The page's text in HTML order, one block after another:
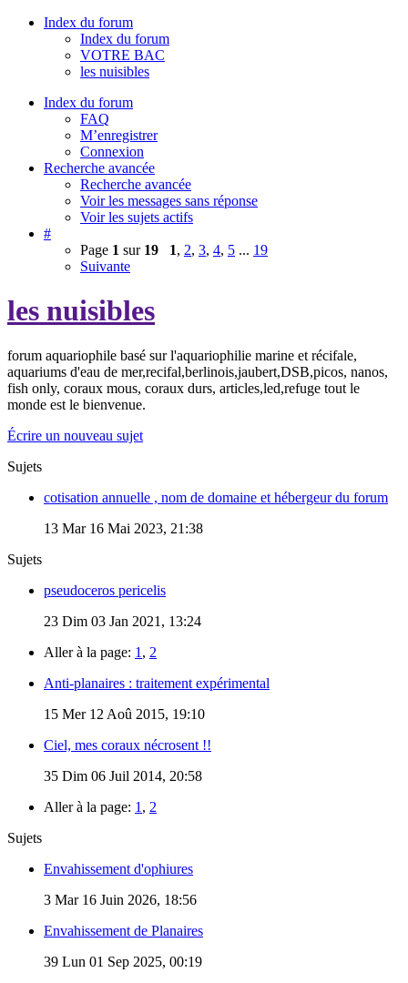
Index du forum
Index du forum
VOTRE BAC
les nuisibles
Index du forum
FAQ
M’enregistrer
Connexion
Recherche avancée
Recherche avancée
Voir les messages sans réponse
Voir les sujets actifs
#
Page 1 sur 19 1, 2, 3, 4, 5 ... 19
Suivante
les nuisibles
forum aquariophile basé sur l'aquariophilie marine et récifale,
aquariums d'eau de mer,recifal,berlinois,jaubert,DSB,picos, nanos,
fish only, coraux mous, coraux durs, articles,led,refuge tout le
monde est le bienvenue.
Écrire un nouveau sujet
Sujets
cotisation annuelle , nom de domaine et hébergeur du forum
13 Mar 16 Mai 2023, 21:38
Sujets
pseudoceros pericelis
23 Dim 03 Jan 2021, 13:24
Aller à la page: 1 , 2
Anti-planaires : traitement expérimental
15 Mer 12 Aoû 2015, 19:10
Ciel, mes coraux nécrosent !!
35 Dim 06 Juil 2014, 20:58
Aller à la page: 1 , 2
Sujets
Envahissement d'ophiures
3 Mar 16 Juin 2026, 18:56
Envahissement de Planaires
39 Lun 01 Sep 2025, 00:19